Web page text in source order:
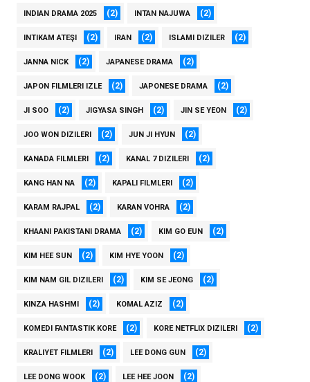
INDIAN DRAMA 2025 (2) INTAN NAJUWA (2)
INTIKAM ATEŞI (2) IRAN (2) ISLAMI DIZILER (2)
JANNA NICK (2) JAPANESE DRAMA (2)
JAPON FILMLERI IZLE (2) JAPONESE DRAMA (2)
JI SOO (2) JIGYASA SINGH (2) JIN SE YEON (2)
JOO WON DIZILERI (2) JUN JI HYUN (2)
KANADA FILMLERI (2) KANAL 7 DIZILERI (2)
KANG HAN NA (2) KAPALI FILMLERI (2)
KARAM RAJPAL (2) KARAN VOHRA (2)
KHAANI PAKISTANI DRAMA (2) KIM GO EUN (2)
KIM HEE SUN (2) KIM HYE YOON (2)
KIM NAM GIL DIZILERI (2) KIM SE JEONG (2)
KINZA HASHMI (2) KOMAL AZIZ (2)
KOMEDI FANTASTIK KORE (2) KORE NETFLIX DIZILERI (2)
KRALIYET FILMLERI (2) LEE DONG GUN (2)
LEE DONG WOOK (2) LEE HEE JOON (2)